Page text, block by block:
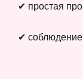
✔ простая
✔ соблюдение